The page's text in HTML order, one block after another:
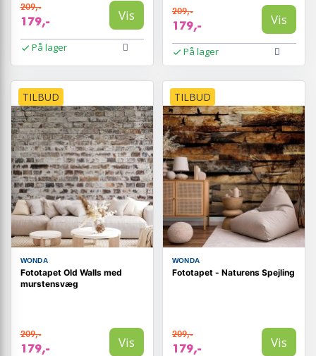
209,-
179,- Vis
På lager
209,-
179,- Vis
På lager
TILBUD
WONDA
Fototapet Old Walls med
murstensvæg
209,-
179,- Vis
TILBUD
WONDA
Fototapet - Naturens Spejling
209,-
179,- Vis